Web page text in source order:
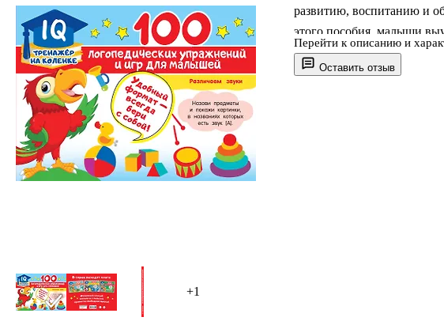
+1
Оставить отзыв
развитию, воспитанию и
этого пособия, малыши
с картинками, научатся
звуками, дыхательные,
Перейти к описанию и